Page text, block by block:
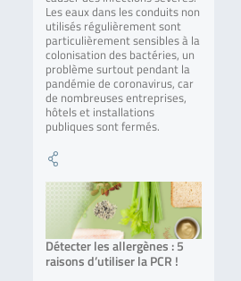
Les eaux dans les conduits non
utilisés régulièrement sont
particulièrement sensibles à la
colonisation des bactéries, un
problème surtout pendant la
pandémie de coronavirus, car
de nombreuses entreprises,
hôtels et installations
publiques sont fermés.
Détecter les allergènes : 5
raisons d’utiliser la PCR !